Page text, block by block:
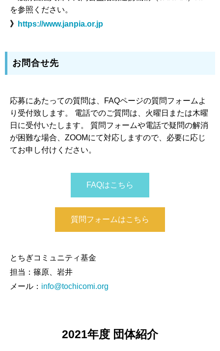
を参照ください。
》
https://www.janpia.or.jp
お問合せ先
応募にあたっての質問は、FAQページの質問フォームよ
り受付致します。 電話でのご質問は、火曜日または木曜
日に受付いたします。 質問フォームや電話で疑問の解消
が困難な場合、ZOOMにて対応しますので、必要に応じ
てお申し付けください。
FAQはこちら
質問フォームはこちら
とちぎコミュニティ基金
担当：篠原、岩井
メール： info@tochicomi.org
2021年度 団体紹介